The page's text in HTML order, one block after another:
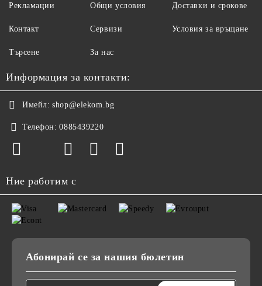
Рекламации
Контакт
Търсене
Общи условия
Сервизи
За нас
Доставки и срокове
Условия за връщане
Информация за контакти:
Имейл: shop@elekom.bg
Телефон: 0885439220
Ние работим с
Абонирай се за нашия бюлетин